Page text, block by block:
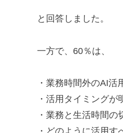
と回答しました。
一方で、60％は、
・業務時間外のAI活
・活用タイミングが
・業務と生活時間の